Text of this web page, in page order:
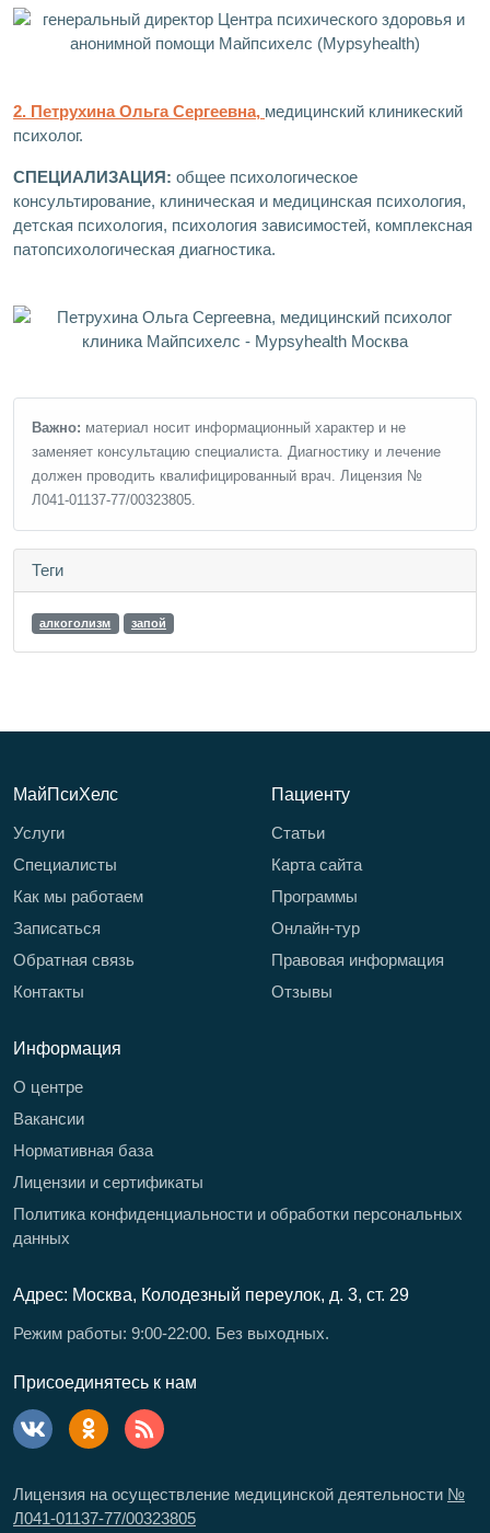
2. Петрухина Ольга Сергеевна, медицинский клиникеский
психолог.
СПЕЦИАЛИЗАЦИЯ: общее психологическое
консультирование, клиническая и медицинская психология,
детская психология, психология зависимостей, комплексная
патопсихологическая диагностика.
Важно: материал носит информационный характер и не
заменяет консультацию специалиста. Диагностику и лечение
должен проводить квалифицированный врач. Лицензия №
Л041-01137-77/00323805.
Теги
алкоголизм запой
МайПсиХелс
Услуги
Специалисты
Как мы работаем
Записаться
Обратная связь
Контакты
Пациенту
Статьи
Карта сайта
Программы
Онлайн-тур
Правовая информация
Отзывы
Информация
О центре
Вакансии
Нормативная база
Лицензии и сертификаты
Политика конфиденциальности и обработки персональных
данных
Адрес: Москва, Колодезный переулок, д. 3, ст. 29
Режим работы: 9:00-22:00. Без выходных.
Присоединятесь к нам
Лицензия на осуществление медицинской деятельности №
Л041-01137-77/00323805